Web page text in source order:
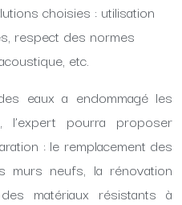
choisies : utilisation
respect des normes
etc.
eaux a endommagé les
l’expert pourra proposer
: le remplacement des
murs neufs, la rénovation
matériaux résistants à